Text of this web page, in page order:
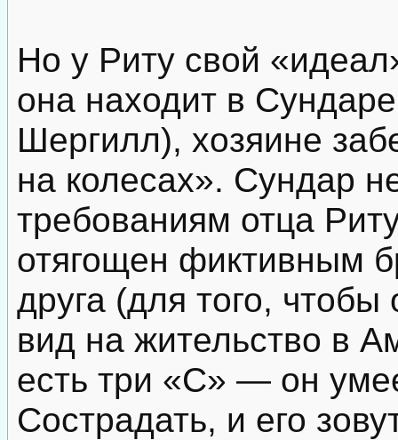
Но у Риту свой
она находит в
Шергилл), хозяине
на колесах». Сундар
требованиям отца
отягощен фиктивным
друга (для того,
вид на жительство в
есть три «С» — он
Сострадать, и его